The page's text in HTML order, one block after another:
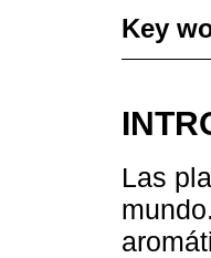
Key
Las